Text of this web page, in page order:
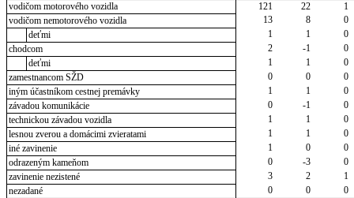
vodičom motorového vozidla
121 22
1
vodičom nemotorového vozidla
13 8
0
deťmi
1 1
0
chodcom
2 -1
0
deťmi
1 1
0
zamestnancom SŽD
0 0
0
iným účastníkom cestnej premávky
1 1
0
závadou komunikácie
0 -1
0
technickou závadou vozidla
1 1
0
lesnou zverou a domácimi zvieratami
1 1
0
iné zavinenie
1 0
0
odrazeným kameňom
0 -3
0
zavinenie nezistené
3 2
1
nezadané
0 0 0